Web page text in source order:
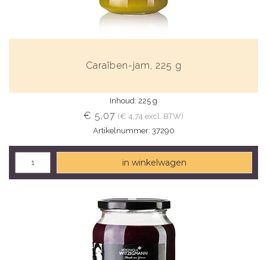
Caraïben-jam, 225 g
Inhoud: 225 g
€ 5,07 (€ 4,74 excl. BTW)
Artikelnummer: 37290
in winkelwagen